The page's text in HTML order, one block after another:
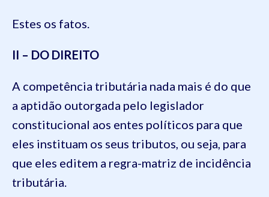
Estes os fatos.
II – DO DIREITO
A competência tributária nada mais é do que
a aptidão outorgada pelo legislador
constitucional aos entes políticos para que
eles instituam os seus tributos, ou seja, para
que eles editem a regra-matriz de incidência
tributária.